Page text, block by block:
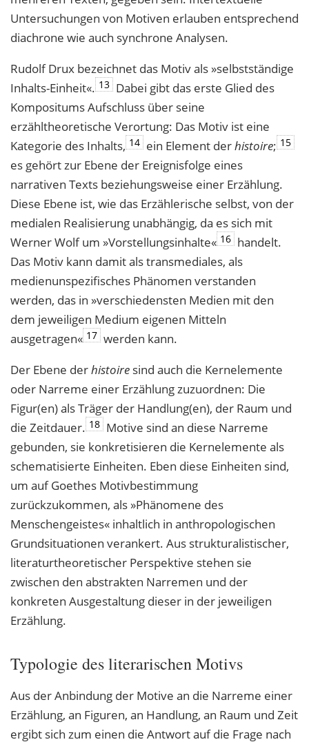
Untersuchungen von Motiven erlauben entsprechend
diachrone wie auch synchrone Analysen.
Rudolf Drux bezeichnet das Motiv als »selbstständige
Inhalts-Einheit«. 13 Dabei gibt das erste Glied des
Kompositums Aufschluss über seine
erzähltheoretische Verortung: Das Motiv ist eine
Kategorie des Inhalts, 14 ein Element derhistoire; 15
es gehört zur Ebene der Ereignisfolge eines
narrativen Texts beziehungsweise einer Erzählung.
Diese Ebene ist, wie das Erzählerische selbst, von der
medialen Realisierung unabhängig, da es sich mit
Werner Wolf um »Vorstellungsinhalte« 16 handelt.
Das Motiv kann damit als transmediales, als
medienunspezifisches Phänomen verstanden
werden, das in »verschiedensten Medien mit den
dem jeweiligen Medium eigenen Mitteln
ausgetragen« 17 werden kann.
Der Ebene derhistoire sind auch die Kernelemente
oder Narreme einer Erzählung zuzuordnen: Die
Figur(en) als Träger der Handlung(en), der Raum und
die Zeitdauer. 18 Motive sind an diese Narreme
gebunden, sie konkretisieren die Kernelemente als
schematisierte Einheiten. Eben diese Einheiten sind,
um auf Goethes Motivbestimmung
zurückzukommen, als »Phänomene des
Menschengeistes« inhaltlich in anthropologischen
Grundsituationen verankert. Aus strukturalistischer,
literaturtheoretischer Perspektive stehen sie
zwischen den abstrakten Narremen und der
konkreten Ausgestaltung dieser in der jeweiligen
Erzählung.
Typologie des literarischen Motivs
Aus der Anbindung der Motive an die Narreme einer
Erzählung, an Figuren, an Handlung, an Raum und Zeit
ergibt sich zum einen die Antwort auf die Frage nach